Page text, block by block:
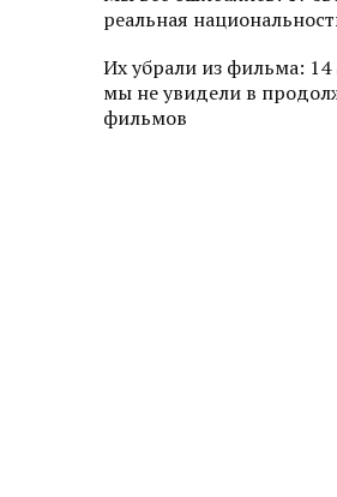
реальная
Их убрали из фильма: 14
мы не увидели в
фильмов